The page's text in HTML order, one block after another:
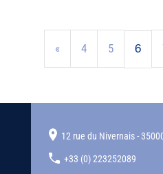
« 4 5 6
12 rue du Nivernais -
+33 (0) 223252089